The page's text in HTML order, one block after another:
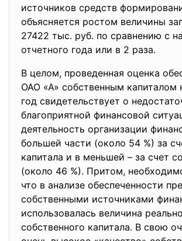
источников средств
объясняется ростом величины
27422 тыс. руб. по сравнению с
отчетного года или в 2 раза.
В целом, проведенная оценка
ОАО «А» собственным капиталом
год свидетельствует о
благоприятной финансовой
деятельность организации
большей части (около 54 %) за
капитала и в меньшей – за счет
(около 46 %). Притом,
что в анализе обеспеченности
собственными источниками
использовалась величина
собственного капитала. В свою